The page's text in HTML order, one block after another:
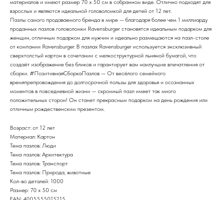
материалов и имеют размер 70 x 50 см в собранном виде. Отлично подходят для
взрослых и являются идеальной головоломкой для детей от 12 лет.
Пазлы самого продаваемого бренда в мире — благодаря более чем 1 миллиарду
проданных пазлов головоломки Ravensburger становятся идеальным подарком для
женщин, отличным подарком для мужчин и идеально размещаются на пазл-столе
от компании Ravensburger. В пазлах Ravensburger используется эксклюзивный
сверхтолстый картон в сочетании с мелкоструктурной льняной бумагой, что
создаёт изображение без бликов и гарантирует вам наилучшие впечатления от
сборки. #ПозитивнаяСборкаПазлов — От весёлого семейного
времяпрепровождения до долгосрочной пользы для здоровья и осознанных
моментов в повседневной жизни — скромный пазл имеет так много
положительных сторон! Он станет прекрасным подарком на день рождения или
отличным рождественским презентом.
Возраст: от 12 лет
Материал: Картон
Тема пазлов: Люди
Тема пазлов: Архитектура
Тема пазлов: Транспорт
Тема пазлов: Природа, животные
Кол-во деталей: 1000
Размер: 70 x 50 см